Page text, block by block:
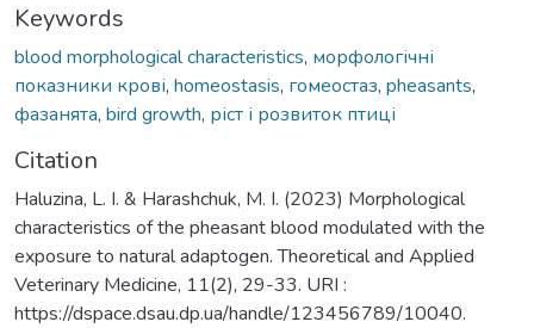
Keywords
blood morphological characteristics, морфологічні
показники крові, homeostasis, гомеостаз, pheasants,
фазанята, bird growth, ріст і розвиток птиці
Citation
Haluzina, L. I. & Harashchuk, M. I. (2023) Morphological
characteristics of the pheasant blood modulated with the
exposure to natural adaptogen. Theoretical and Applied
Veterinary Medicine, 11(2), 29-33. URI :
https://dspace.dsau.dp.ua/handle/123456789/10040.